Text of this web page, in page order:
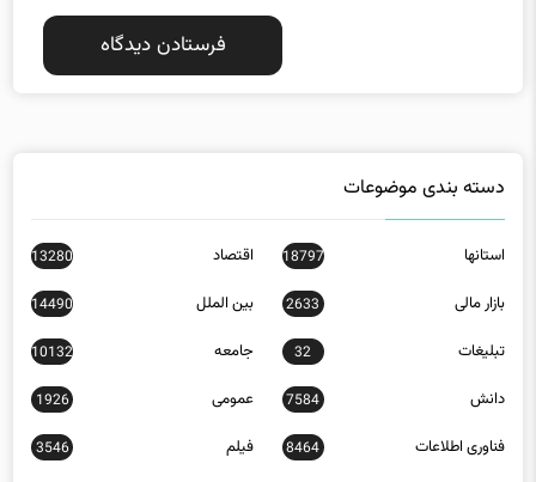
دسته بندی موضوعات
استانها 18797 اقتصاد 13280
بازار مالی 2633 بین الملل 14490
تبلیغات 32 جامعه 10132
دانش 7584 عمومی 1926
فناوری اطلاعات 8464 فیلم 3546